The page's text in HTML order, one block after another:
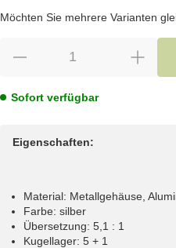
Möchten Sie mehrere Varianten
Sofort verfügbar
Eigenschaften:
Material: Metallgehäuse,
Farbe: silber
Übersetzung: 5,1 : 1
Kugellager: 5 + 1